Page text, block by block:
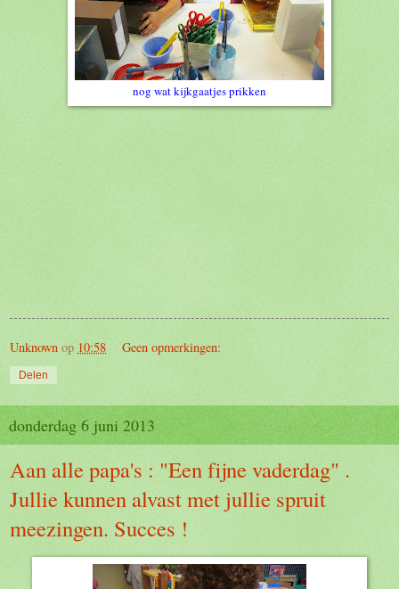
nog wat kijkgaatjes prikken
Unknown op 10:58 Geen opmerkingen:
Delen
donderdag 6 juni 2013
Aan alle papa's : "Een fijne vaderdag" .
Jullie kunnen alvast met jullie spruit
meezingen. Succes !